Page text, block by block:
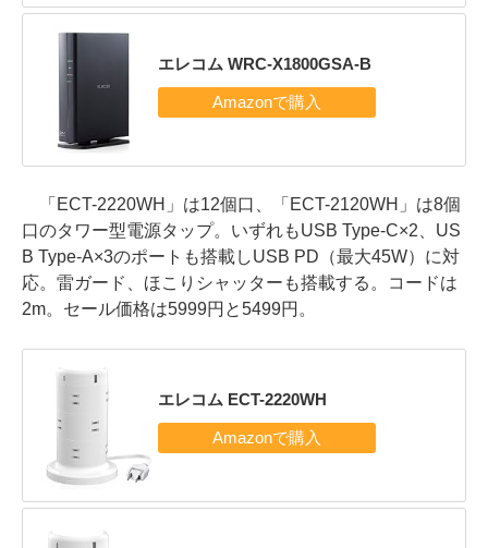
エレコム WRC-X1800GSA-B
「ECT-2220WH」は12個口、「ECT-2120WH」は8個
口のタワー型電源タップ。いずれもUSB Type-C×2、US
B Type-A×3のポートも搭載しUSB PD（最大45W）に対
応。雷ガード、ほこりシャッターも搭載する。コードは
2m。セール価格は5999円と5499円。
エレコム ECT-2220WH